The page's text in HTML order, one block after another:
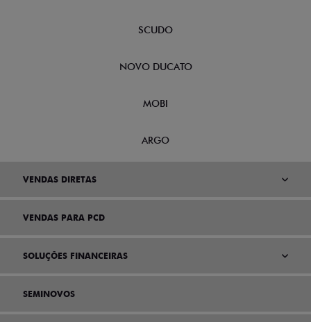
SCUDO
NOVO DUCATO
MOBI
ARGO
VENDAS DIRETAS
VENDAS PARA PCD
SOLUÇÕES FINANCEIRAS
SEMINOVOS